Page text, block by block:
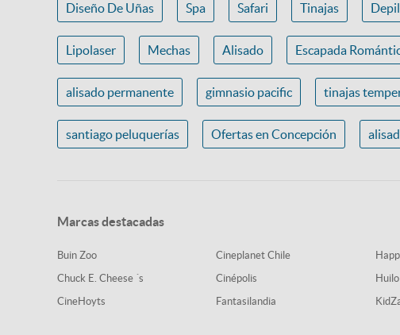
Diseño De Uñas Spa Safari Tinajas
Lipolaser Mechas Alisado Escapada
alisado permanente gimnasio pacific tinajas
santiago peluquerías Ofertas en Concepción
Marcas destacadas
Buin Zoo
Chuck E. Cheese ´s
CineHoyts
Cineplanet Chile
Cinépolis
Fantasilandia